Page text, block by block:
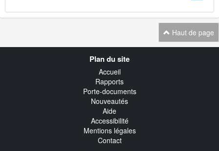
Haut de page
Plan du site
Accueil
Rapports
Porte-documents
Nouveautés
Aide
Accessibilité
Mentions légales
Contact